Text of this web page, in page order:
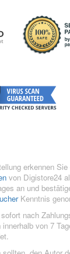
erkennen Sie
von Digistore24
an und
Kenntnis
nach
von 7